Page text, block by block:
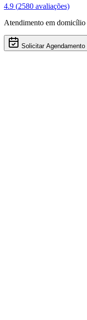
4.9 (2580 avaliações)
Atendimento em domicílio
Solicitar Agendamento